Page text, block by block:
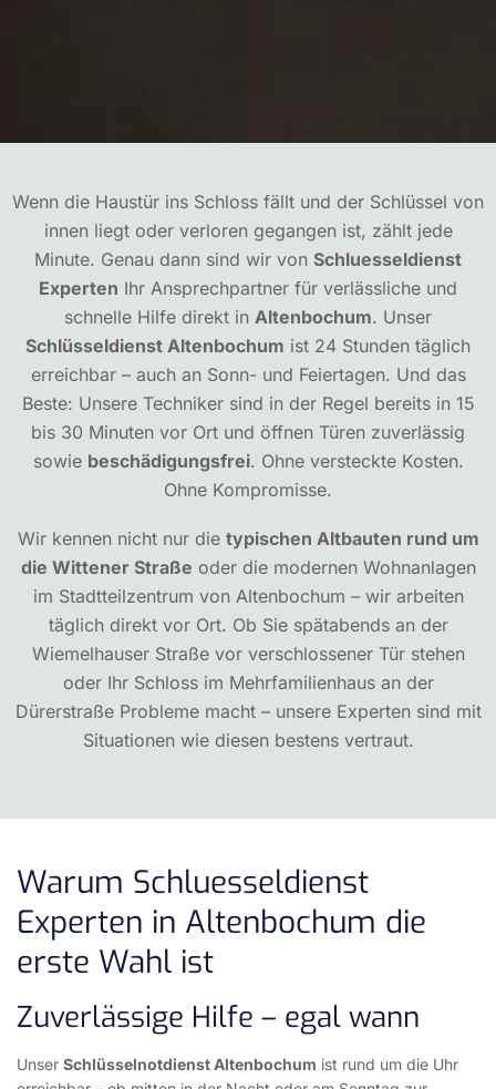
Wenn die Haustür ins Schloss fällt und der Schlüssel von
innen liegt oder verloren gegangen ist, zählt jede
Minute. Genau dann sind wir von Schluesseldienst
Experten Ihr Ansprechpartner für verlässliche und
schnelle Hilfe direkt in Altenbochum. Unser
Schlüsseldienst Altenbochum ist 24 Stunden täglich
erreichbar – auch an Sonn- und Feiertagen. Und das
Beste: Unsere Techniker sind in der Regel bereits in 15
bis 30 Minuten vor Ort und öffnen Türen zuverlässig
sowie beschädigungsfrei. Ohne versteckte Kosten.
Ohne Kompromisse.
Wir kennen nicht nur die typischen Altbauten rund um
die Wittener Straße oder die modernen Wohnanlagen
im Stadtteilzentrum von Altenbochum – wir arbeiten
täglich direkt vor Ort. Ob Sie spätabends an der
Wiemelhauser Straße vor verschlossener Tür stehen
oder Ihr Schloss im Mehrfamilienhaus an der
Dürerstraße Probleme macht – unsere Experten sind mit
Situationen wie diesen bestens vertraut.
Warum Schluesseldienst
Experten in Altenbochum die
erste Wahl ist
Zuverlässige Hilfe – egal wann
Unser Schlüsselnotdienst Altenbochum ist rund um die Uhr